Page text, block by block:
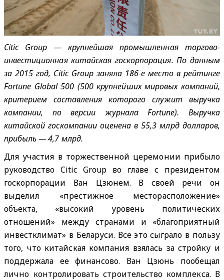
Citic Group — крупнейшая промышленная торгово-
инвестиционная китайская госкорпорация. По данным
за 2015 год, Citic Group заняла 186-е место в рейтинге
Fortune Global 500 (500 крупнейших мировых компаний,
критерием составления которого служит выручка
компании, по версии журнала Fortune). Выручка
китайской госкомпании оценена в 55,3 млрд долларов,
прибыль — 4,7 млрд.
Для участия в торжественной церемонии прибыло
руководство Citic Group во главе с президентом
госкорпорации Ван Цзюнем. В своей речи он
выделил «престижное месторасположение»
объекта, «высокий уровень политических
отношений» между странами и «благоприятный
инвестклимат» в Беларуси. Все это сыграло в пользу
того, что китайская компания взялась за стройку и
поддержала ее финансово. Ван Цзюнь пообещал
лично контролировать строительство комплекса. В